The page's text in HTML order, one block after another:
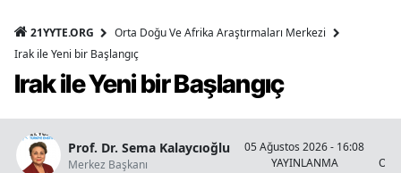
21YYTE.ORG
Orta Doğu Ve Afrika Araştırmaları Merkezi
Irak ile Yeni bir Başlangıç
Irak ile Yeni bir Başlangıç
Prof. Dr. Sema Kalaycıoğlu
Merkez Başkanı
05 Ağustos 2026 - 16:08
YAYINLANMA